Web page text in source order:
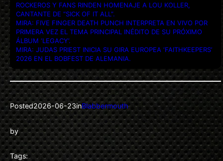
ROCKEROS Y FANS RINDEN HOMENAJE A LOU KOLLER,
CANTANTE DE “SICK OF IT ALL”.
MIRA: FIVE FINGER DEATH PUNCH INTERPRETA EN VIVO POR
PRIMERA VEZ EL TEMA PRINCIPAL INÉDITO DE SU PRÓXIMO
ÁLBUM ‘LEGACY’.
MIRA: JUDAS PRIEST INICIA SU GIRA EUROPEA ‘FAITHKEEPERS’
2026 EN EL BOBFEST DE ALEMANIA.
Posted2026-06-23inBlabbermouth
by
Tags: